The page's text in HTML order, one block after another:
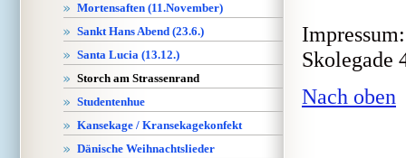
Mortensaften (11.November)
Sankt Hans Abend (23.6.)
Santa Lucia (13.12.)
Storch am Strassenrand
Studentenhue
Kansekage / Kransekagekonfekt
Dänische Weihnachtslieder
Skolegade
Nach oben